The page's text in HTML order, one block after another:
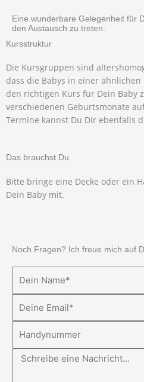
Eine wunderbare Gelegenheit für
den Austausch zu treten.
Kursstruktur
Die Kursgruppen sind
dass die Babys in einer
den richtigen Kurs für Dein Baby
verschiedenen Geburtsmonate
Termine kannst Du Dir ebenfalls
Das brauchst Du
Bitte bringe eine Decke oder ein
Dein Baby mit.
Noch Fragen? Ich freue mich auf